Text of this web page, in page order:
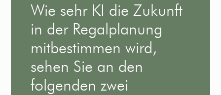
Wie sehr KI die Zukunft
in der Regalplanung
mitbestimmen wird,
sehen Sie an den
folgenden zwei